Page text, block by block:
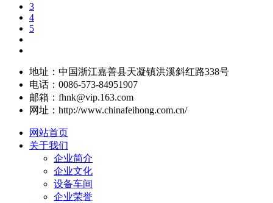
3
4
5
地址：中国浙江嘉善县天凝镇洪溪斜红路338号
电话：0086-573-84951907
邮箱：fhnk@vip.163.com
网址：http://www.chinafeihong.com.cn/
网站首页
关于我们
企业简介
企业文化
设备车间
企业荣誉